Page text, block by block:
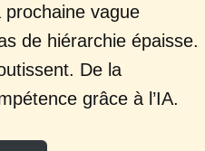
vague
de hiérarchie épaisse.
De la
grâce à l’IA.